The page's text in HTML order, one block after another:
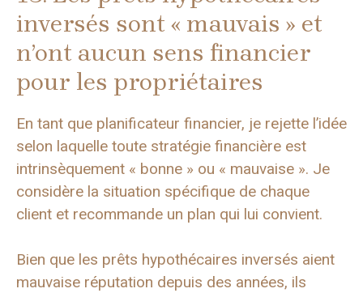
inversés sont « mauvais » et
n’ont aucun sens financier
pour les propriétaires
En tant que planificateur financier, je rejette l’idée
selon laquelle toute stratégie financière est
intrinsèquement « bonne » ou « mauvaise ». Je
considère la situation spécifique de chaque
client et recommande un plan qui lui convient.
Bien que les prêts hypothécaires inversés aient
mauvaise réputation depuis des années, ils